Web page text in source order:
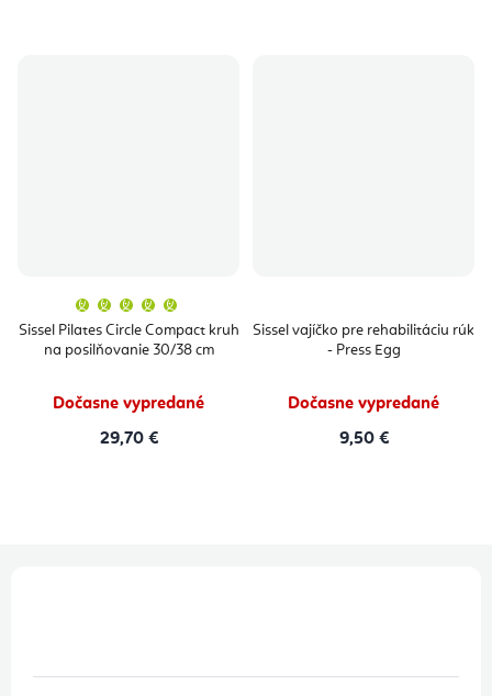
Sissel Pilates Circle Compact kruh
na posilňovanie 30/38 cm
produktu
je
5,0
hviezdičiek.
Dočasne vypredané
29,70 €
Sissel vajíčko pre rehabilitáciu rúk
- Press Egg
Dočasne vypredané
9,50 €